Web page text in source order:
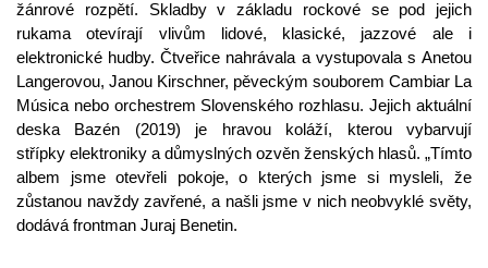
žánrové rozpětí. Skladby v základu rockové se pod jejich
rukama otevírají vlivům lidové, klasické, jazzové ale i
elektronické hudby. Čtveřice nahrávala a vystupovala s Anetou
Langerovou, Janou Kirschner, pěveckým souborem Cambiar La
Música nebo orchestrem Slovenského rozhlasu. Jejich aktuální
deska Bazén (2019) je hravou koláží, kterou vybarvují
střípky elektroniky a důmyslných ozvěn ženských hlasů. „Tímto
albem jsme otevřeli pokoje, o kterých jsme si mysleli, že
zůstanou navždy zavřené, a našli jsme v nich neobvyklé světy,
dodává frontman Juraj Benetin.